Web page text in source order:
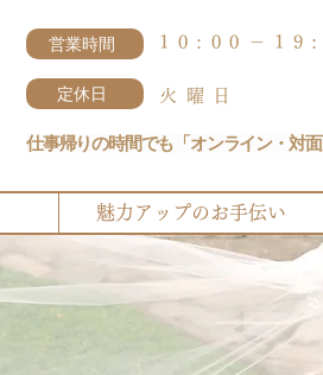
営業時間 10:00－
定休日 火曜日
仕事帰りの時間でも「オンライン・対
魅力アップのお手伝い